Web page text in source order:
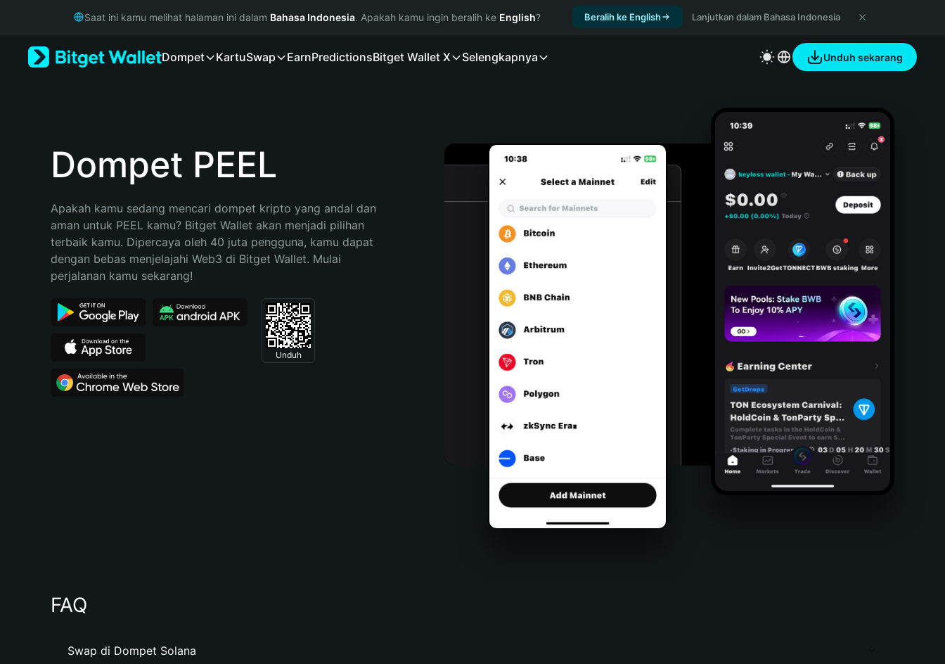
Русский
Bahasa Indonesia
Español (Argentina)
Saat ini kamu melihat halaman ini dalam Bahasa Indonesia. Apakah kamu ingin beralih ke English? Beralih ke English Lanjutkan dalam Bahasa Indonesia
Dompet KartuSwap EarnPredictionsBitget Wallet X Selengkapnya Unduh sekarang
Dompet PEEL
Apakah kamu sedang mencari dompet kripto yang andal dan
aman untuk PEEL kamu? Bitget Wallet akan menjadi pilihan
terbaik kamu. Dipercaya oleh 40 juta pengguna, kamu dapat
dengan bebas menjelajahi Web3 di Bitget Wallet. Mulai
perjalanan kamu sekarang!
Unduh
FAQ
Swap di Dompet Solana